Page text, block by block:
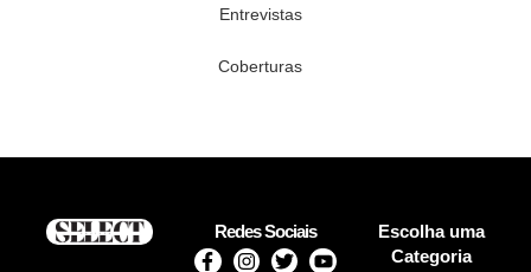
Entrevistas
Coberturas
Redes Sociais
Escolha uma
Categoria